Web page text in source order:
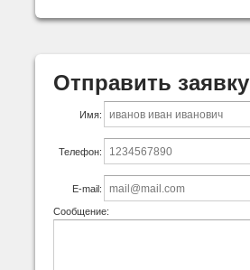
Отправить заявку
Имя:
Телефон:
E-mail:
Сообщение: